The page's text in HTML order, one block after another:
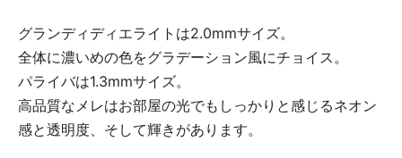
グランディディエライトは2.0mmサイズ。
全体に濃いめの色をグラデーション風にチョイス。
パライバは1.3mmサイズ。
高品質なメレはお部屋の光でもしっかりと感じるネオン
感と透明度、そして輝きがあります。